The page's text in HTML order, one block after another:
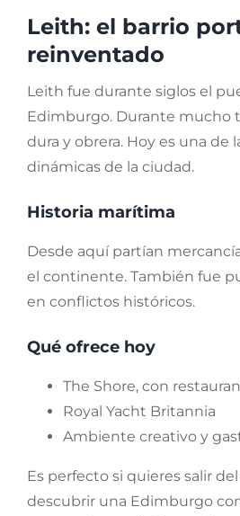
Leith: el barrio
reinventado
Leith fue durante siglos el
Edimburgo. Durante mucho
dura y obrera. Hoy es una de
dinámicas de la ciudad.
Historia marítima
Desde aquí partían
el continente. También fue
en conflictos históricos.
Qué ofrece hoy
The Shore, con
Royal Yacht Britannia
Ambiente creativo y
Es perfecto si quieres salir
descubrir una Edimburgo